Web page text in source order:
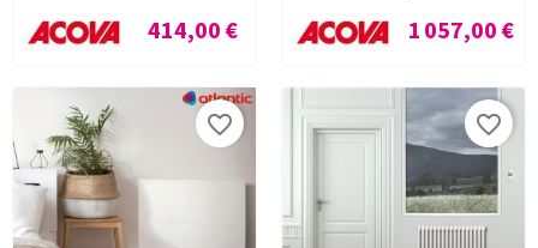
Prix
414,00 €
Prix
1 057,00 €
favorite_border favorite_border